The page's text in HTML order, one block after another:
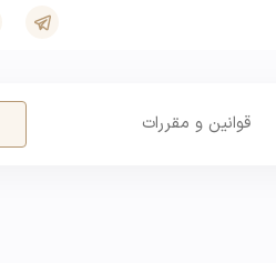
قوانین و مقررات